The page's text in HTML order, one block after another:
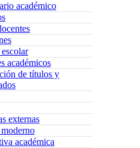
académico
académicos
de títulos y
externas
académica